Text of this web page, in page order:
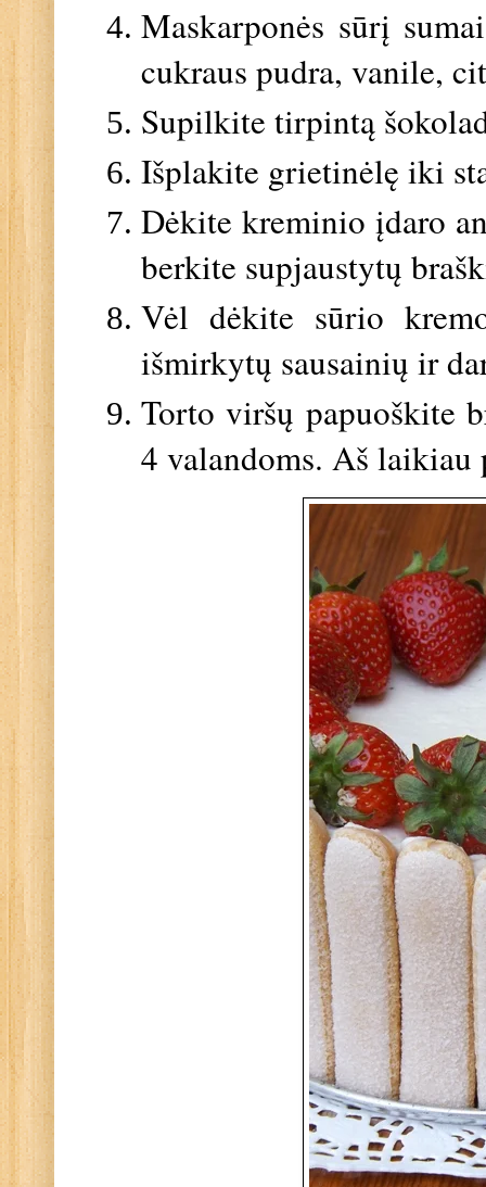
Maskarponės sūrį
cukraus pudra, vanile,
Supilkite tirpintą
Išplakite grietinėlę iki
Dėkite kreminio įdaro
berkite supjaustytų
Vėl dėkite sūrio
išmirkytų sausainių ir
Torto viršų papuoškite
4 valandoms. Aš